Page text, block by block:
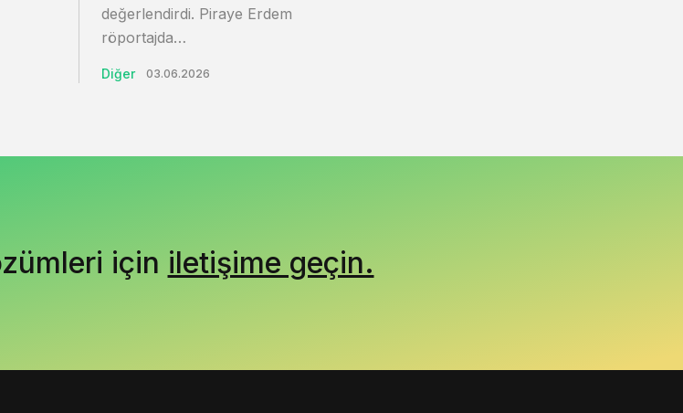
değerlendirdi. Piraye Erdem
röportajda…
Diğer 03.06.2026
için iletişime geçin.